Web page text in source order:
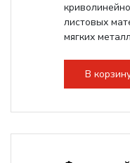
листовых
мягких
В